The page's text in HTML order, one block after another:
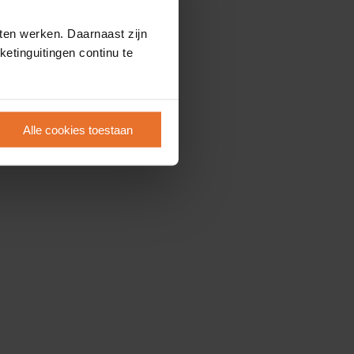
werken. Daarnaast zijn
continu te
Alle cookies toestaan